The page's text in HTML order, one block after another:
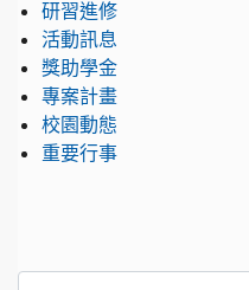
研習進修
活動訊息
獎助學金
專案計畫
校園動態
重要行事